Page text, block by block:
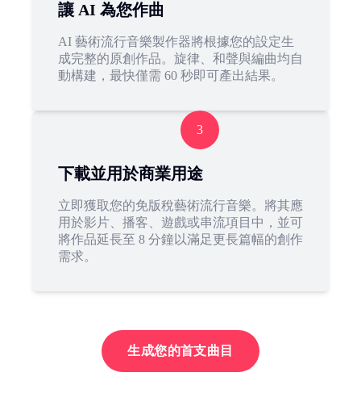
讓 AI 為您作曲
AI 藝術流行音樂製作器將根據您的設定生
成完整的原創作品。旋律、和聲與編曲均自
動構建，最快僅需 60 秒即可產出結果。
3
下載並用於商業用途
立即獲取您的免版稅藝術流行音樂。將其應
用於影片、播客、遊戲或串流項目中，並可
將作品延長至 8 分鐘以滿足更長篇幅的創作
需求。
生成您的首支曲目